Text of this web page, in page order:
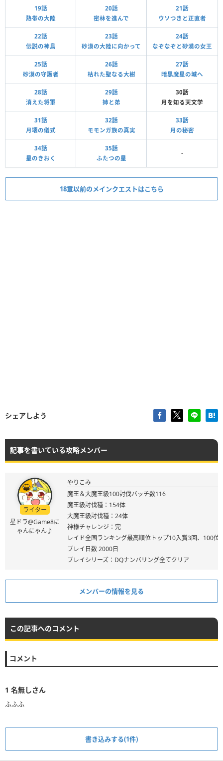
19話
熱帯の大陸
20話
密林を進んで
21話
ウソつきと正直者
22話
伝説の神鳥
23話
砂漠の大陸に向かって
24話
なぞなぞと砂漠の女王
25話
砂漠の守護者
26話
枯れた聖なる大樹
27話
暗黒魔星の城へ
28話
消えた将軍
29話
姉と弟
30話
月を知る天文学
31話
月壊の儀式
32話
モモンガ族の真実
33話
月の秘密
34話
星のきおく
35話
ふたつの星
-
18章以前のメインクエストはこちら
シェアしよう
記事を書いている攻略メンバー
ライター
星ドラ@Game8に
ゃんにゃん♪
やりこみ
魔王＆大魔王級100討伐バッチ数116
魔王級討伐種：154体
大魔王級討伐種：24体
神様チャレンジ：完
レイド全国ランキング最高順位トップ10入賞3回、100位
プレイ日数 2000日
プレイシリーズ：DQナンバリング全てクリア
メンバーの情報を見る
この記事へのコメント
コメント
1 名無しさん
ふふふ
書き込みする(1件)